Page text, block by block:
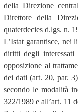
della Direzione
Direttore della
quaterdecies d.lgs. n.
L’Istat garantisce, nei
diritti degli
opposizione al
dei dati (art. 20, par.
secondo le modalità
322/1989 e all’art. 11